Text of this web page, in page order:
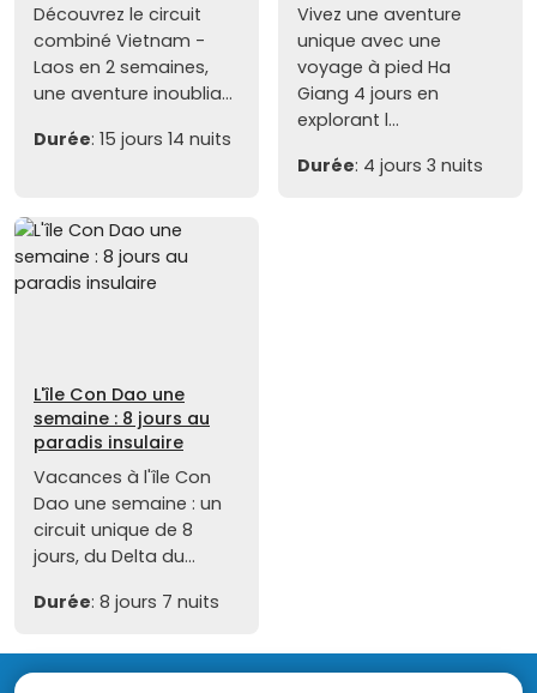
Découvrez le circuit
combiné Vietnam -
Laos en 2 semaines,
une aventure inoublia...
Durée: 15 jours 14 nuits
Vivez une aventure
unique avec une
voyage à pied Ha
Giang 4 jours en
explorant l...
Durée: 4 jours 3 nuits
L'île Con Dao une
semaine : 8 jours au
paradis insulaire
Vacances à l'île Con
Dao une semaine : un
circuit unique de 8
jours, du Delta du...
Durée: 8 jours 7 nuits